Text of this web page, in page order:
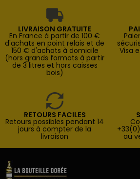
LIVRAISON GRATUITE
En France à partir de 100 €
d'achats en point relais et de
150 € d'achats à domicile
(hors grands formats à partir
de 3 litres et hors caisses
bois)
Visa
RETOURS FACILES
Retours possibles pendant 14
jours à compter de la
livraison au